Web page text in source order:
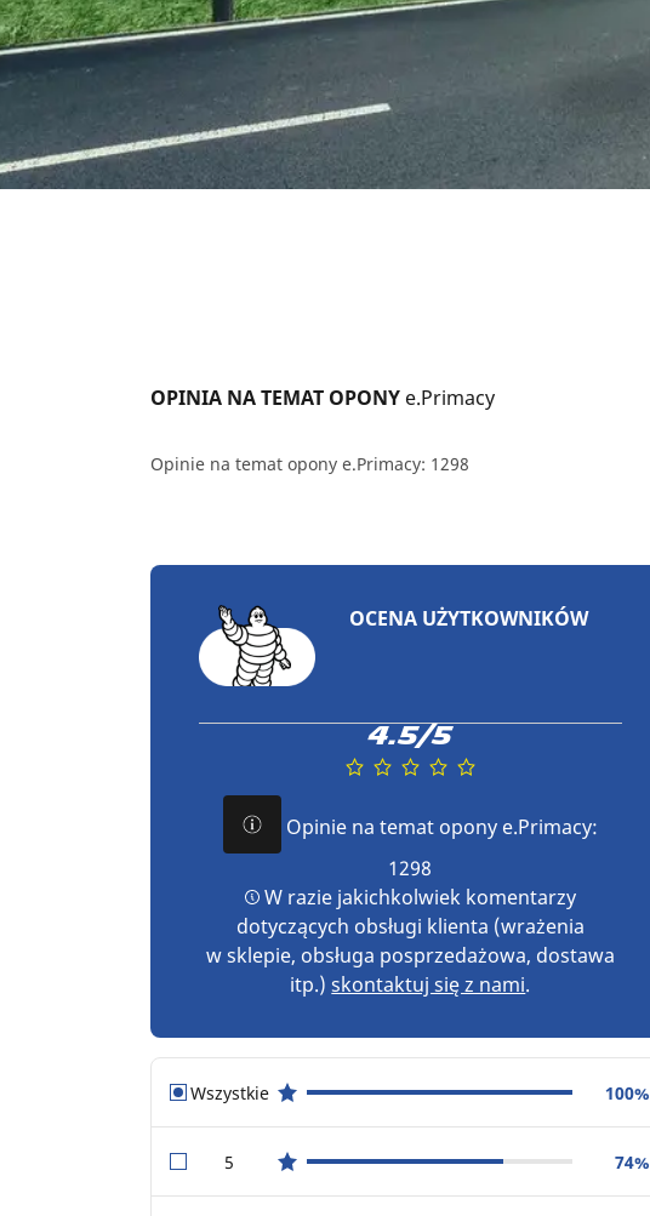
OPINIA NA TEMAT OPONY e.Primacy
Opinie na temat opony e.Primacy: 1298
OCENA UŻYTKOWNIKÓW
4.5/5
Opinie na temat opony e.Primacy:
1298
W razie jakichkolwiek komentarzy
dotyczących obsługi klienta (wrażenia
w sklepie, obsługa posprzedażowa, dostawa
itp.)skontaktuj się z nami.
Wszystkiestar reviews 100%
5star reviews 74%